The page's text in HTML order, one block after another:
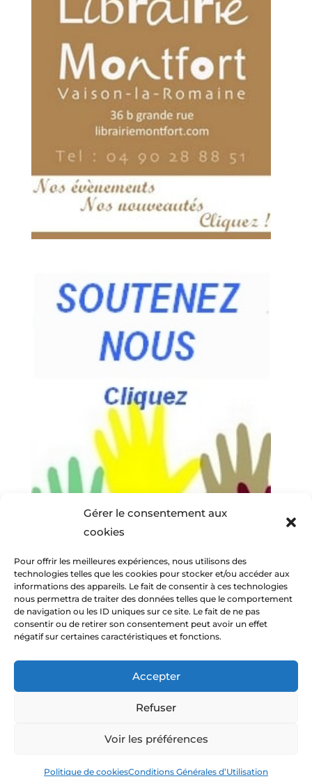
Gérer le consentement aux
cookies
Pour offrir les meilleures expériences, nous utilisons des
technologies telles que les cookies pour stocker et/ou accéder aux
informations des appareils. Le fait de consentir à ces technologies
nous permettra de traiter des données telles que le comportement
de navigation ou les ID uniques sur ce site. Le fait de ne pas
consentir ou de retirer son consentement peut avoir un effet
négatif sur certaines caractéristiques et fonctions.
Accepter
Refuser
Voir les préférences
Politique de cookiesConditions Générales d’Utilisation
© Amitiés Voconces 2013-2026 -
Contact-Connexion utilisateur